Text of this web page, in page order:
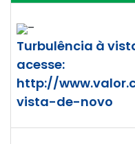
–
Turbulência à
acesse:
http://
vista-de-novo